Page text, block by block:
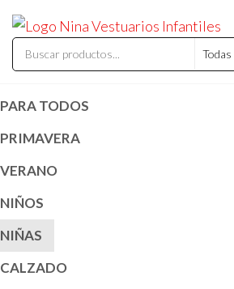
Saltar
contenido
PARA TODOS
PRIMAVERA
VERANO
NIÑOS
NIÑAS
CALZADO